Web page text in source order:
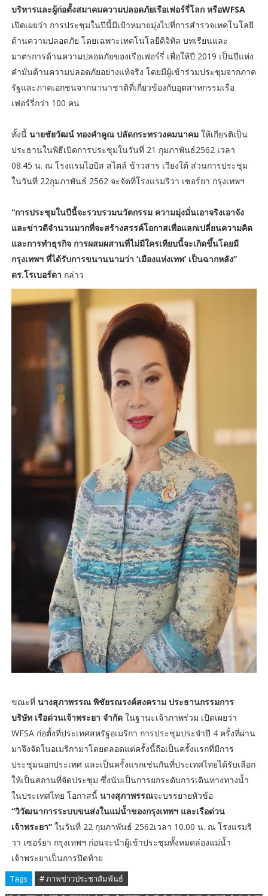
บริหารและผู้ก่อตั้งสมาคมความปลอดภัยเรือเฟอร์รี่โลก หรือWFSA
เปิดเผยว่า การประชุมในปีนี้มีเป้าหมายมุ่งไปที่การสำรวจเทคโนโลยี
ด้านความปลอดภัย โดยเฉพาะเทคโนโลยีดิจิทัล บทเรียนและ
มาตรการด้านความปลอดภัยของเรือเฟอร์รี่ เพื่อให้ปี 2019 เป็นปีแห่ง
คำมั่นด้านความปลอดภัยอย่างแท้จริง โดยมีผู้เข้าร่วมประชุมจากภาค
รัฐและภาคเอกชนจากนานาชาติที่เกี่ยวข้องกับอุตสาหกรรมเรือ
เฟอร์รี่กว่า 100 คน
ทั้งนี้ นายชัยวัฒน์ ทองคำคูณ ปลัดกระทรวงคมนาคมให้เกียรติเป็น
ประธานในพิธีเปิดการประชุมในวันที่ 21 กุมภาพันธ์2562 เวลา
08.45 น. ณ โรงแรมไอบิส สไตล์ ข้าวสาร เวียงใต้ ส่วนการประชุม
ในวันที่ 22กุมภาพันธ์ 2562 จะจัดที่โรงแรมริวา เซอร์ยา กรุงเทพฯ
“การประชุมในปีนี้จะรวบรวมนวัตกรรม ความมุ่งมั่นเอาจริงเอาจัง
และข่าวดีจำนวนมากที่จะสร้างสรรค์โอกาสเพื่อแลกเปลี่ยนความคิด
และการทำธุรกิจ การผสมผสานที่ไม่มีใครเทียบนี้จะเกิดขึ้นโดยมี
กรุงเทพฯ ที่ได้รับการขนานนามว่า ‘เมืองแห่งเทพ’ เป็นฉากหลัง”
ดร.โรเบอร์ตา กล่าว
ขณะที่ นางสุภาพรรณ พิชัยรณรงค์สงคราม ประธานกรรมการ
บริษัท เรือด่วนเจ้าพระยา จำกัด ในฐานะเจ้าภาพร่วม เปิดเผยว่า
WFSA ก่อตั้งที่ประเทศสหรัฐอเมริกา การประชุมประจำปี 4 ครั้งที่ผ่าน
มาจึงจัดในอเมริกามาโดยตลอดแต่ครั้งนี้ถือเป็นครั้งแรกที่มีการ
ประชุมนอกประเทศ และเป็นครั้งแรกเช่นกันที่ประเทศไทยได้รับเลือก
ให้เป็นสถานที่จัดประชุม ซึ่งนับเป็นการยกระดับการเดินทางทางน้ำ
ในประเทศไทย โอกาสนี้ นางสุภาพรรณจะบรรยายหัวข้อ
“วิวัฒนาการระบบขนส่งในแม่น้ำของกรุงเทพฯ และเรือด่วน
เจ้าพระยา”ในวันที่ 22 กุมภาพันธ์ 2562เวลา 10.00 น. ณ โรงแรมริ
วา เซอร์ยา กรุงเทพฯ ก่อนจะนำผู้เข้าประชุมทั้งหมดล่องแม่น้ำ
เจ้าพระยาเป็นการปิดท้าย
Tags # ภาพข่าวประชาสัมพันธ์